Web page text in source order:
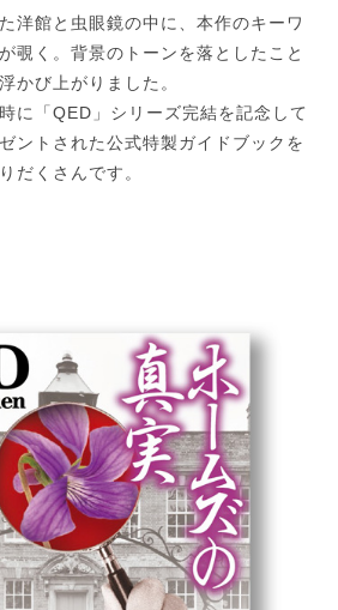
洋館と虫眼鏡の中に、本作のキーワ
覗く。背景のトーンを落としたこと
かび上がりました。
に「QED」シリーズ完結を記念して
ントされた公式特製ガイドブックを
だくさんです。